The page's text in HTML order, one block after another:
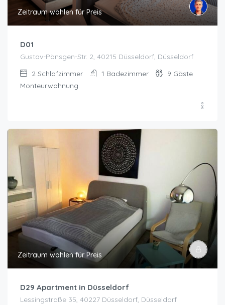
Zeitraum wählen für Preis
D01
Gustav-Pönsgen-Str. 2, 40215 Düsseldorf, Düsseldorf
2 Schlafzimmer 1 Badezimmer 9 Gäste
Monteurwohnung
Zeitraum wählen für Preis
D29 Apartment in Düsseldorf
Lessingstraße 35, 40227 Düsseldorf, Düsseldorf